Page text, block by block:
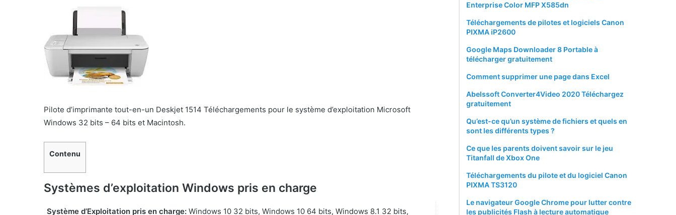
Pilote d’imprimante tout-en-un Deskjet 1514 Téléchargements pour le système d’exploitation Microsoft
Windows 32 bits – 64 bits et Macintosh.
Contenu
Systèmes d’exploitation Windows pris en charge
Système d’Exploitation pris en charge: Windows 10 32 bits, Windows 10 64 bits, Windows 8.1 32 bits,
Enterprise Color MFP X585dn
Téléchargements de pilotes et logiciels Canon
PIXMA iP2600
Google Maps Downloader 8 Portable à
télécharger gratuitement
Comment supprimer une page dans Excel
Abelssoft Converter4Video 2020 Téléchargez
gratuitement
Qu’est-ce qu’un système de fichiers et quels en
sont les différents types ?
Ce que les parents doivent savoir sur le jeu
Titanfall de Xbox One
Téléchargements du pilote et du logiciel Canon
PIXMA TS3120
Le navigateur Google Chrome pour lutter contre
les publicités Flash à lecture automatique